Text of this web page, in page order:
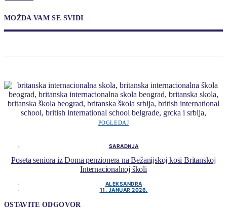
MOŽDA VAM SE SVIDI
POGLEDAJ
SARADNJA
Poseta seniora iz Doma penzionera na Bežanijskoj kosi Britanskoj
Internacionalnoj školi
ALEKSANDRA
11. JANUAR 2026.
OSTAVITE ODGOVOR